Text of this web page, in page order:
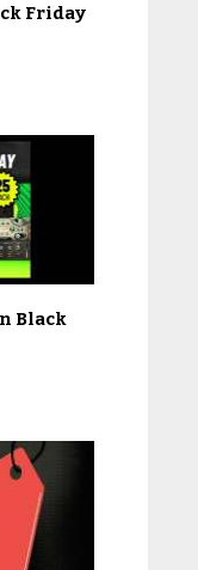
Friday
Black